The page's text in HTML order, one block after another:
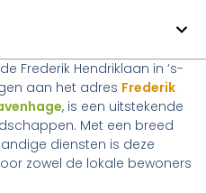
Frederik Hendriklaan in ‘s-
aan het adres Frederik
, is een uitstekende
Met een breed
diensten is deze
zowel de lokale bewoners